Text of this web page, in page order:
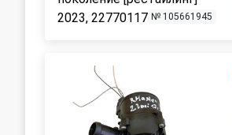
№ 105661945